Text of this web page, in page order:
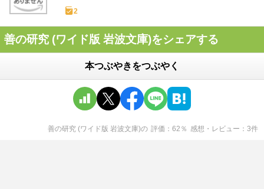
2
善の研究 (ワイド版 岩波文庫)をシェアする
本つぶやきをつぶやく
善の研究 (ワイド版 岩波文庫)の 評価 62 ％ 感想・レビュー 3件